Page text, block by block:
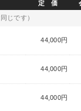
定 価
じです）
44,000円
44,000円
44,000円